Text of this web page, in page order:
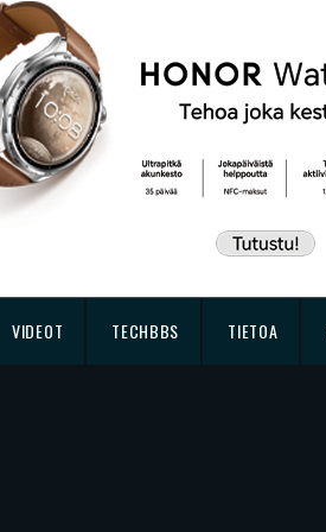
VIDEOT TECHBBS TIETOA